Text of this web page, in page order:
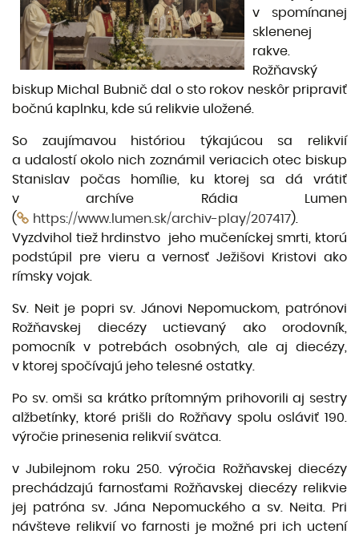
v spomínanej
sklenenej
rakve.
Rožňavský
biskup Michal Bubnič dal o sto rokov neskôr pripraviť
bočnú kaplnku, kde sú relikvie uložené.
So zaujímavou históriou týkajúcou sa relikvií
a udalostí okolo nich zoznámil veriacich otec biskup
Stanislav počas homílie, ku ktorej sa dá vrátiť
v archíve Rádia Lumen
(
https://www.lumen.sk/archiv-play/207417).
Vyzdvihol tiež hrdinstvo jeho mučeníckej smrti, ktorú
podstúpil pre vieru a vernosť Ježišovi Kristovi ako
rímsky vojak.
Sv. Neit je popri sv. Jánovi Nepomuckom, patrónovi
Rožňavskej diecézy uctievaný ako orodovník,
pomocník v potrebách osobných, ale aj diecézy,
v ktorej spočívajú jeho telesné ostatky.
Po sv. omši sa krátko prítomným prihovorili aj sestry
alžbetínky, ktoré prišli do Rožňavy spolu osláviť 190.
výročie prinesenia relikvií svätca.
v Jubilejnom roku 250. výročia Rožňavskej diecézy
prechádzajú farnosťami Rožňavskej diecézy relikvie
jej patróna sv. Jána Nepomuckého a sv. Neita. Pri
návšteve relikvií vo farnosti je možné pri ich uctení